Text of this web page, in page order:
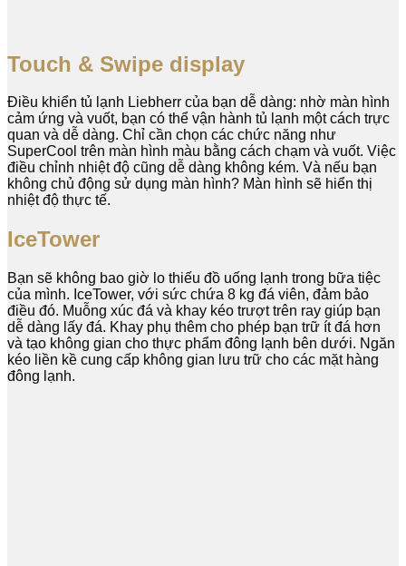
Touch & Swipe display
Điều khiển tủ lạnh Liebherr của bạn dễ dàng: nhờ màn hình
cảm ứng và vuốt, bạn có thể vận hành tủ lạnh một cách trực
quan và dễ dàng. Chỉ cần chọn các chức năng như
SuperCool trên màn hình màu bằng cách chạm và vuốt. Việc
điều chỉnh nhiệt độ cũng dễ dàng không kém. Và nếu bạn
không chủ động sử dụng màn hình? Màn hình sẽ hiển thị
nhiệt độ thực tế.
IceTower
Bạn sẽ không bao giờ lo thiếu đồ uống lạnh trong bữa tiệc
của mình. IceTower, với sức chứa 8 kg đá viên, đảm bảo
điều đó. Muỗng xúc đá và khay kéo trượt trên ray giúp bạn
dễ dàng lấy đá. Khay phụ thêm cho phép bạn trữ ít đá hơn
và tạo không gian cho thực phẩm đông lạnh bên dưới. Ngăn
kéo liền kề cung cấp không gian lưu trữ cho các mặt hàng
đông lạnh.